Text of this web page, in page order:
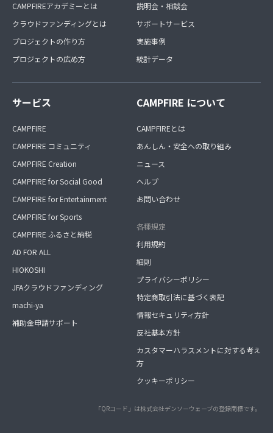
CAMPFIREアカデミーとは
クラウドファンディングとは
プロジェクトの作り方
プロジェクトの広め方
説明会・相談会
サポートサービス
実施事例
統計データ
サービス
CAMPFIRE
CAMPFIRE コミュニティ
CAMPFIRE Creation
CAMPFIRE for Social Good
CAMPFIRE for Entertainment
CAMPFIRE for Sports
CAMPFIRE ふるさと納税
AD FOR ALL
HIOKOSHI
JFAクラウドファンディング
machi-ya
補助金申請サポート
CAMPFIRE について
CAMPFIREとは
あんしん・安全への取り組み
ニュース
ヘルプ
お問い合わせ
各種規定
利用規約
細則
プライバシーポリシー
特定商取引法に基づく表記
情報セキュリティ方針
反社基本方針
カスタマーハラスメントに対する考え
方
クッキーポリシー
「QRコード」は株式会社デンソーウェーブの登録商標です。